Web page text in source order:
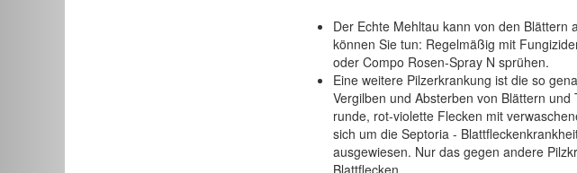
Der Echte Mehltau kann von den
können Sie tun: Regelmäßig mit
oder Compo Rosen-Spray N sprühen.
Eine weitere Pilzerkrankung ist die so
Vergilben und Absterben von Blättern
runde, rot-violette Flecken mit
sich um die Septoria -
ausgewiesen. Nur das gegen andere
Blattflecken.